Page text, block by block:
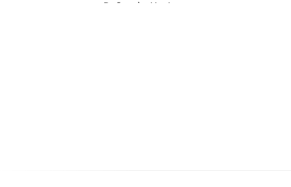
Doñana) - Huelva